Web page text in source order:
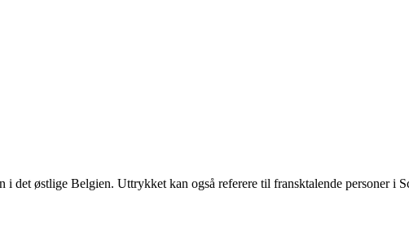
det østlige Belgien. Uttrykket kan også referere til fransktalende personer i